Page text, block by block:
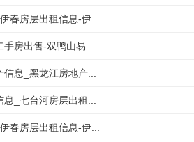
春房层出租信息-伊...
房出售-双鸭山易...
息_黑龙江房地产...
_七台河房层出租...
春房层出租信息-伊...